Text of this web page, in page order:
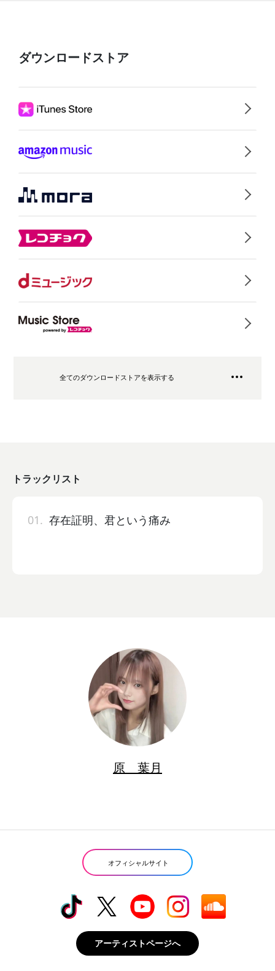
ダウンロードストア
全てのダウンロードストアを表示する
トラックリスト
01. 存在証明、君という痛み
原 葉月
オフィシャルサイト
アーティストページへ